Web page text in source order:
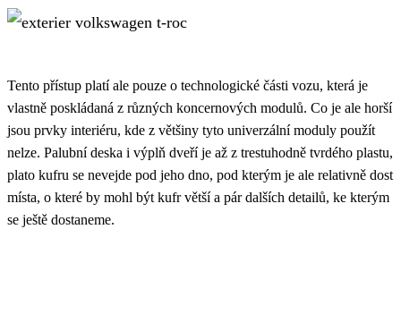
Tento přístup platí ale pouze o technologické části vozu, která je
vlastně poskládaná z různých koncernových modulů. Co je ale horší
jsou prvky interiéru, kde z většiny tyto univerzální moduly použít
nelze. Palubní deska i výplň dveří je až z trestuhodně tvrdého plastu,
plato kufru se nevejde pod jeho dno, pod kterým je ale relativně dost
místa, o které by mohl být kufr větší a pár dalších detailů, ke kterým
se ještě dostaneme.